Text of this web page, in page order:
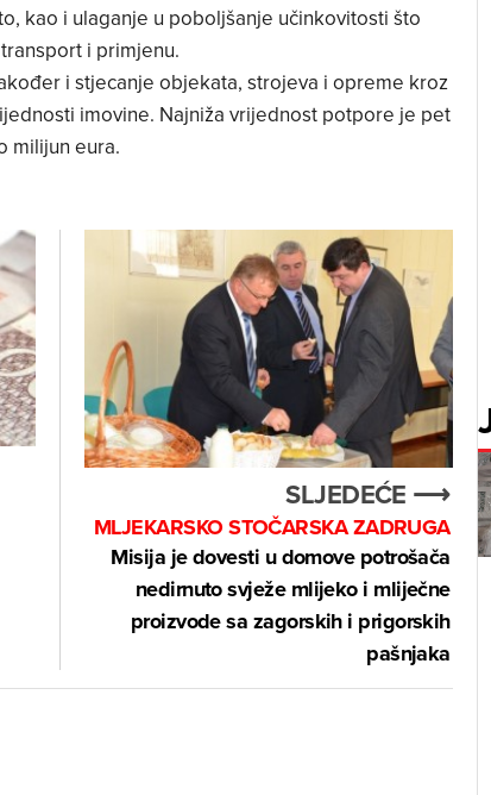
kao i ulaganje u poboljšanje učinkovitosti što
i primjenu.
i stjecanje objekata, strojeva i opreme kroz
imovine. Najniža vrijednost potpore je pet
milijun eura.
SLJEDEĆE ⟶
MLJEKARSKO STOČARSKA ZADRUGA
Misija je dovesti u domove potrošača
nedirnuto svježe mlijeko i mliječne
proizvode sa zagorskih i prigorskih
pašnjaka